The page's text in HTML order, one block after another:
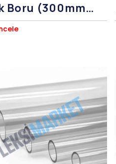
Boru (300mm